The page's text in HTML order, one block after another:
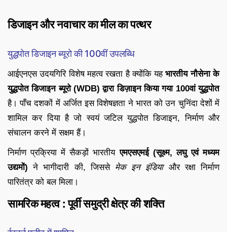
डिजाइन और नवाचार का मील का पत्थर
युद्धपोत डिजाइन ब्यूरो की 100वीं उपलब्धि
आईएनएस उदयगिरि विशेष महत्व रखता है क्योंकि यहभारतीय नौसेना के
युद्धपोत डिजाइन ब्यूरो (WDB) द्वारा डिज़ाइन किया गया 100वां युद्धपोत
है। पाँच दशकों में अर्जित इस विशेषज्ञता ने भारत को उन चुनिंदा देशों में
शामिल कर दिया है जो स्वयं जटिल युद्धपोत डिजाइन, निर्माण और
संचालन करने में सक्षम हैं।
निर्माण प्रक्रिया में सैकड़ों भारतीयएमएसएमई (सूक्ष्म, लघु एवं मध्यम
उद्यमों) ने भागीदारी की, जिससे मेक इन इंडियाऔर रक्षा निर्माण
पारितंत्र को बल मिला।
सामरिक महत्व : पूर्वी समुद्री क्षेत्र की शक्ति